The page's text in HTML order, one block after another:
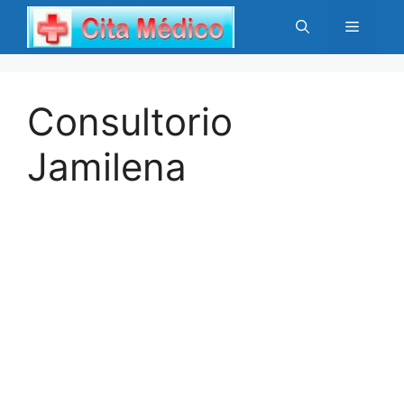
Saltar
contenido
Menú
Consultorio
Jamilena